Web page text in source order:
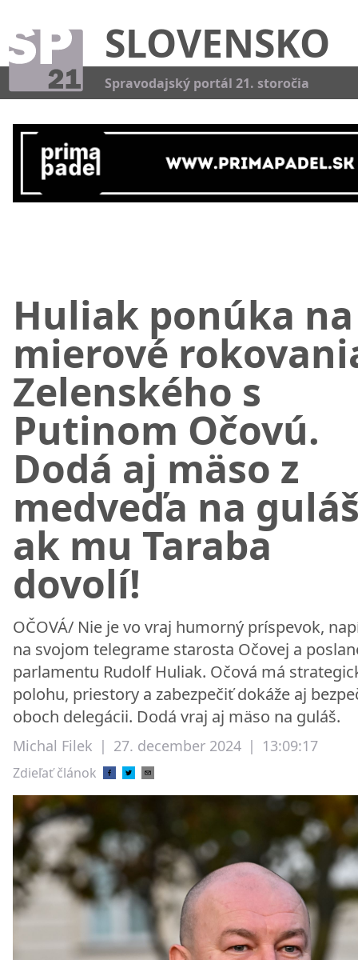
SLOVENSKO
Spravodajský portál 21. storočia
Huliak ponúka na
mierové
Zelenského s
Putinom Očovú.
Dodá aj mäso z
medveďa na
ak mu Taraba
dovolí!
OČOVÁ/ Nie je vo vraj humorný príspevok,
na svojom telegrame starosta Očovej a
parlamentu Rudolf Huliak. Očová má
polohu, priestory a zabezpečiť dokáže aj
oboch delegácii. Dodá vraj aj mäso na guláš.
Michal Filek | 27. december 2024 | 13:09:17
Zdieľať článok